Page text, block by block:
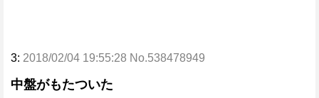
3: 2018/02/04 19:55:28 No.538478949
中盤がもたついた